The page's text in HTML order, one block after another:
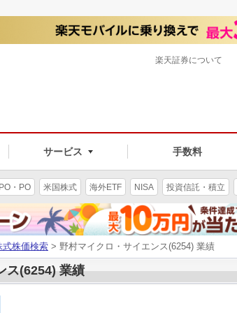
サービス 手数料
楽天証券について
・PO 米国株式 海外ETF NISA 投資信託・積立
式株価検索 > 野村マイクロ・サイエンス(6254) 業績
ス(6254) 業績